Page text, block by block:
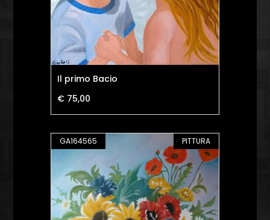
Il primo Bacio
€ 75,00
GA164565 PITTURA